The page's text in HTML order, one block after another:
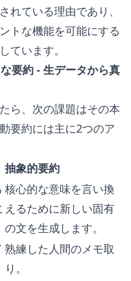
れている理由であり、
トな機能を可能にする
ています。
要約 - 生データから真
ら、次の課題はその本
要約には主に2つのア
抽象的要約
核心的な意味を言い換
えるために新しい固有
の文を生成します。
熟練した人間のメモ取
り。